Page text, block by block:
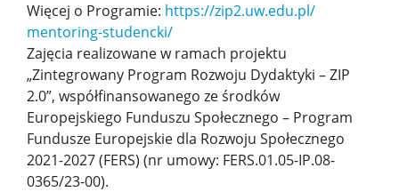
Porady techniczne
Praktyki
DOKTORANCI
Wizytówki doktorantów
Więcej o Programie: https://zip2.uw.edu.pl/
mentoring-studencki/
Zajęcia realizowane w ramach projektu
„Zintegrowany Program Rozwoju Dydaktyki – ZIP
2.0”, współfinansowanego ze środków
Europejskiego Funduszu Społecznego – Program
Fundusze Europejskie dla Rozwoju Społecznego
2021-2027 (FERS) (nr umowy: FERS.01.05-IP.08-
0365/23-00).